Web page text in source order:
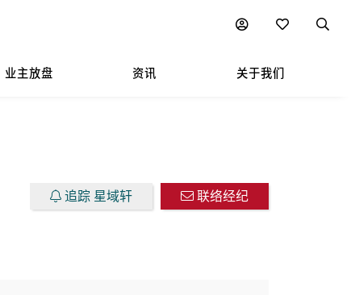
业主放盘 资讯 关于我们
附近热门项目
追踪 星域轩 联络经纪